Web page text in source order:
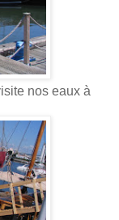
nos eaux à